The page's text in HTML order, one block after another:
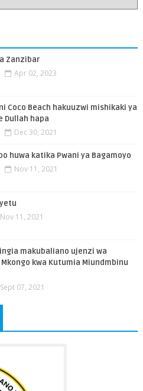
Zanzibar
Apr 02, 2023
Coco Beach hakuuzwi mishikaki ya
Dullah hapa
Dec 30, 2021
huwa katika Pwani ya Bagamoyo
Nov 11, 2021
Nov 11, 2021
makubaliano ujenzi wa
kwa Kutumia Miundmbinu
Sept 07, 2021